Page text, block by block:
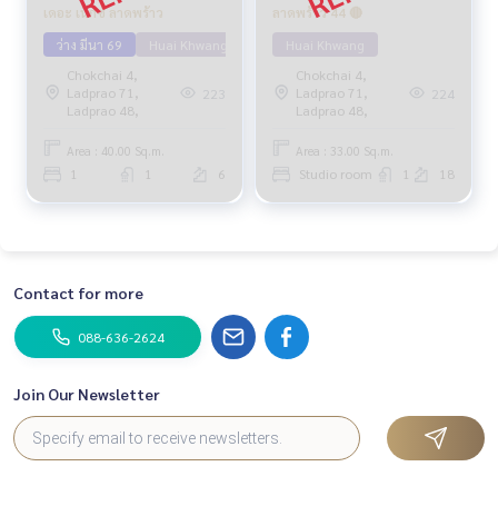
เดอะ เน็กซ์ ลาดพร้าว
ว่าง มีนา 69
Chokchai 4,
Ladprao 71,
Ladprao 48,
Area : 40.00 Sq.m.
1 1 6
ลาดพร้าว 44 🔴
Chokchai 4,
Ladprao 71,
Ladprao 48,
224
Area : 33.00 Sq.m.
Studio room 1 18
Contact for more
088-636-2624
Join Our Newsletter